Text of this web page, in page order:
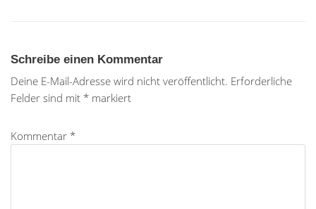
Schreibe einen Kommentar
Deine E-Mail-Adresse wird nicht veröffentlicht. Erforderliche
Felder sind mit * markiert
Kommentar *